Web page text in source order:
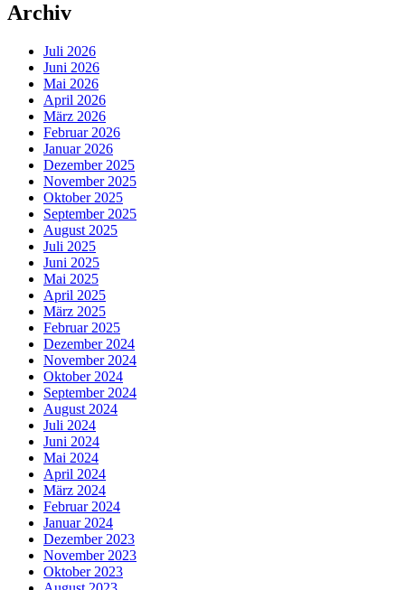
Archiv
Juli 2026
Juni 2026
Mai 2026
April 2026
März 2026
Februar 2026
Januar 2026
Dezember 2025
November 2025
Oktober 2025
September 2025
August 2025
Juli 2025
Juni 2025
Mai 2025
April 2025
März 2025
Februar 2025
Dezember 2024
November 2024
Oktober 2024
September 2024
August 2024
Juli 2024
Juni 2024
Mai 2024
April 2024
März 2024
Februar 2024
Januar 2024
Dezember 2023
November 2023
Oktober 2023